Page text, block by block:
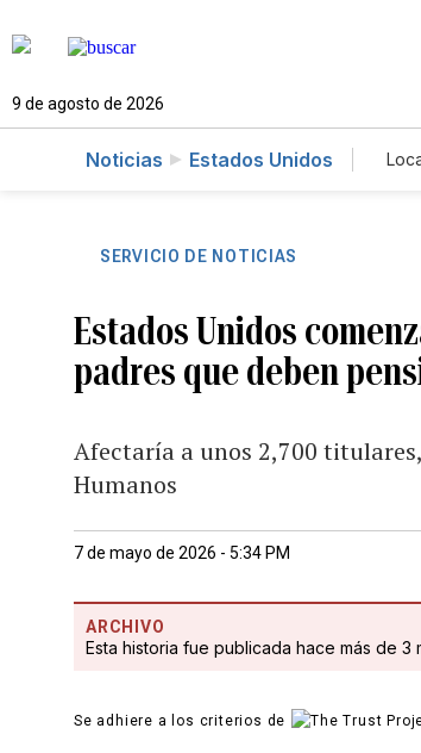
9 de agosto de 2026
Noticias Estados Unidos
SERVICIO DE NOTICIAS
Estados Unidos
padres que deben
Afectaría a unos 2,700
Humanos
7 de mayo de 2026 - 5:34 PM
ARCHIVO
Esta historia fue publicada hace más de 3
Se adhiere a los criterios de